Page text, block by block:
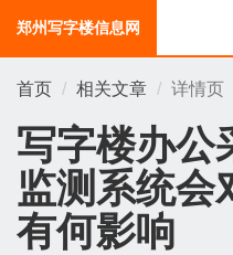
郑州写字楼信息网
首页 相关文章 详情页
写字楼办公
监测系统会
有何影响